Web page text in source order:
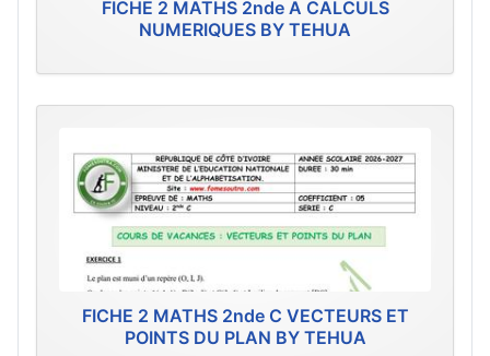
FICHE 2 MATHS 2nde A CALCULS
NUMERIQUES BY TEHUA
FICHE 2 MATHS 2nde C VECTEURS ET
POINTS DU PLAN BY TEHUA